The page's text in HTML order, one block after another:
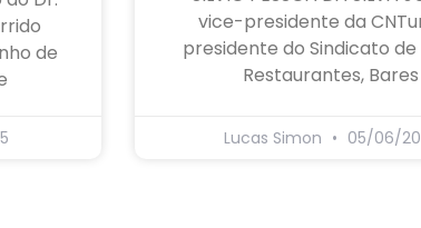
de
vice-presidente da
presidente do Sindicato de
Restaurantes, Bares
Lucas Simon 05/06/